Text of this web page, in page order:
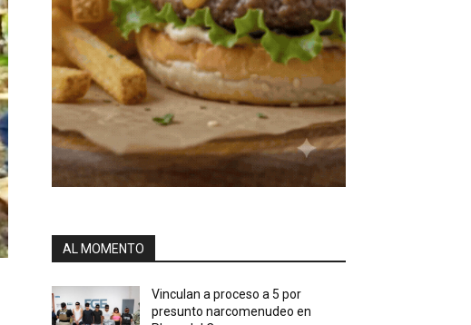
AL MOMENTO
Vinculan a proceso a 5 por
presunto narcomenudeo en